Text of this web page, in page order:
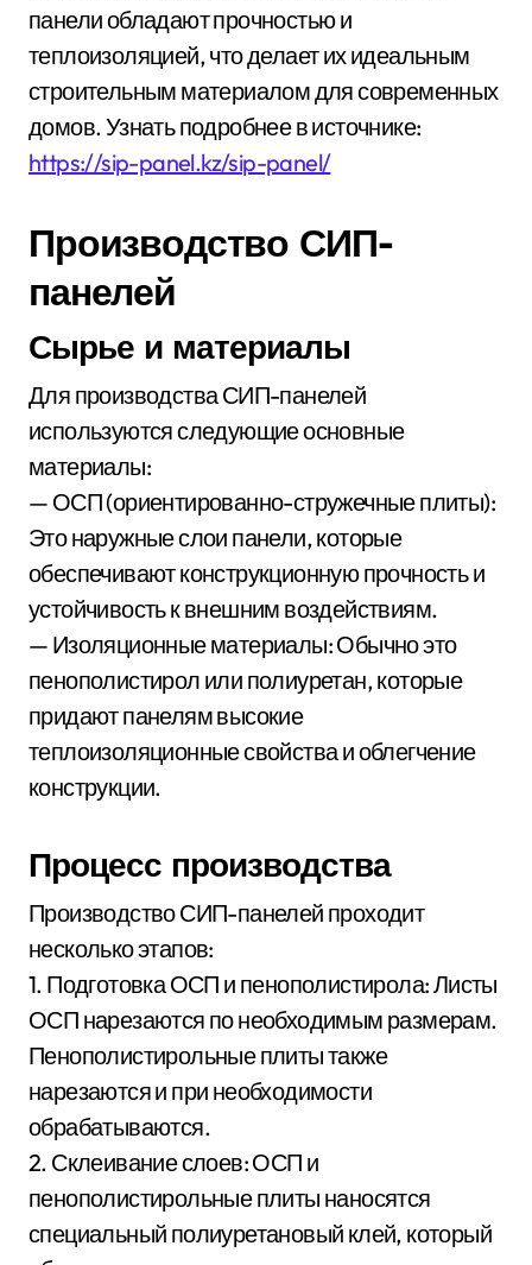
панели обладают прочностью и
теплоизоляцией, что делает их идеальным
строительным материалом для современных
домов. Узнать подробнее в источнике:
https://sip-panel.kz/sip-panel/
Производство СИП-
панелей
Сырье и материалы
Для производства СИП-панелей
используются следующие основные
материалы:
— ОСП (ориентированно-стружечные плиты):
Это наружные слои панели, которые
обеспечивают конструкционную прочность и
устойчивость к внешним воздействиям.
— Изоляционные материалы: Обычно это
пенополистирол или полиуретан, которые
придают панелям высокие
теплоизоляционные свойства и облегчение
конструкции.
Процесс производства
Производство СИП-панелей проходит
несколько этапов:
1. Подготовка ОСП и пенополистирола: Листы
ОСП нарезаются по необходимым размерам.
Пенополистирольные плиты также
нарезаются и при необходимости
обрабатываются.
2. Склеивание слоев: ОСП и
пенополистирольные плиты наносятся
специальный полиуретановый клей, который